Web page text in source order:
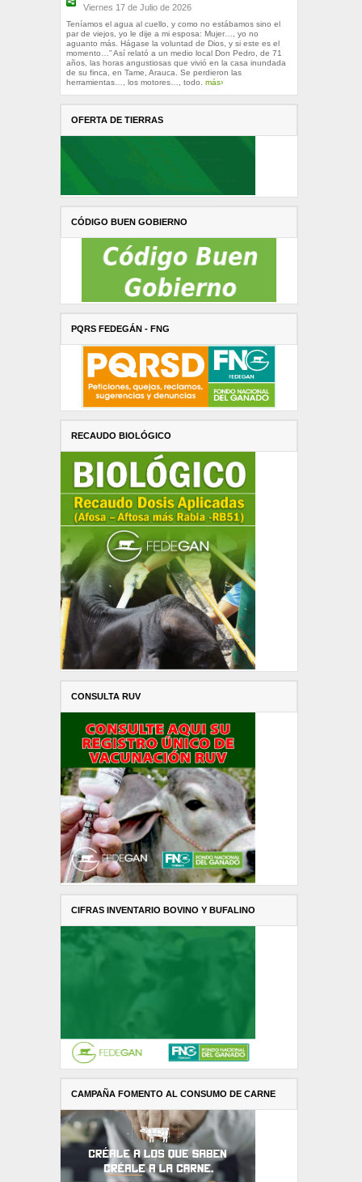
Viernes 17 de Julio de 2026
Teníamos el agua al cuello, y como no estábamos sino el
par de viejos, yo le dije a mi esposa: Mujer…, yo no
aguanto más. Hágase la voluntad de Dios, y si este es el
momento…” Así relató a un medio local Don Pedro, de 71
años, las horas angustiosas que vivió en la casa inundada
de su finca, en Tame, Arauca. Se perdieron las
herramientas…, los motores…, todo. más›
OFERTA DE TIERRAS
CÓDIGO BUEN GOBIERNO
PQRS FEDEGÁN - FNG
RECAUDO BIOLÓGICO
CONSULTA RUV
CIFRAS INVENTARIO BOVINO Y BUFALINO
CAMPAÑA FOMENTO AL CONSUMO DE CARNE